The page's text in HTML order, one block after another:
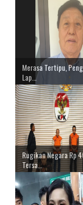
Merasa Tertipu,
Lap...
Rugikan Negara Rp
Tersa...